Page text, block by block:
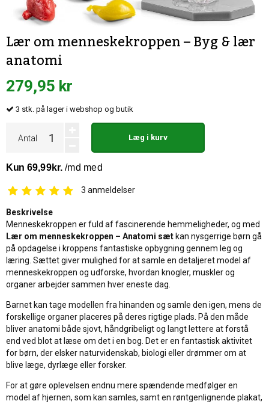
Lær om menneskekroppen – Byg & lær
anatomi
279,95 kr
3 stk. på lager i webshop og butik
Antal Læg i kurv
3 anmeldelser
Beskrivelse
Menneskekroppen er fuld af fascinerende hemmeligheder, og med
Lær om menneskekroppen – Anatomi sæt kan nysgerrige børn gå
på opdagelse i kroppens fantastiske opbygning gennem leg og
læring. Sættet giver mulighed for at samle en detaljeret model af
menneskekroppen og udforske, hvordan knogler, muskler og
organer arbejder sammen hver eneste dag.
Barnet kan tage modellen fra hinanden og samle den igen, mens de
forskellige organer placeres på deres rigtige plads. På den måde
bliver anatomi både sjovt, håndgribeligt og langt lettere at forstå
end ved blot at læse om det i en bog. Det er en fantastisk aktivitet
for børn, der elsker naturvidenskab, biologi eller drømmer om at
blive læge, dyrlæge eller forsker.
For at gøre oplevelsen endnu mere spændende medfølger en
model af hjernen, som kan samles, samt en røntgenlignende plakat,